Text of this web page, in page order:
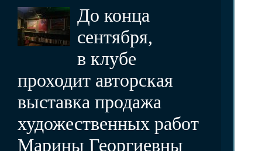
До конца
сентября,
в клубе
проходит авторская
выставка продажа
художественных работ
Марины Георгиевны